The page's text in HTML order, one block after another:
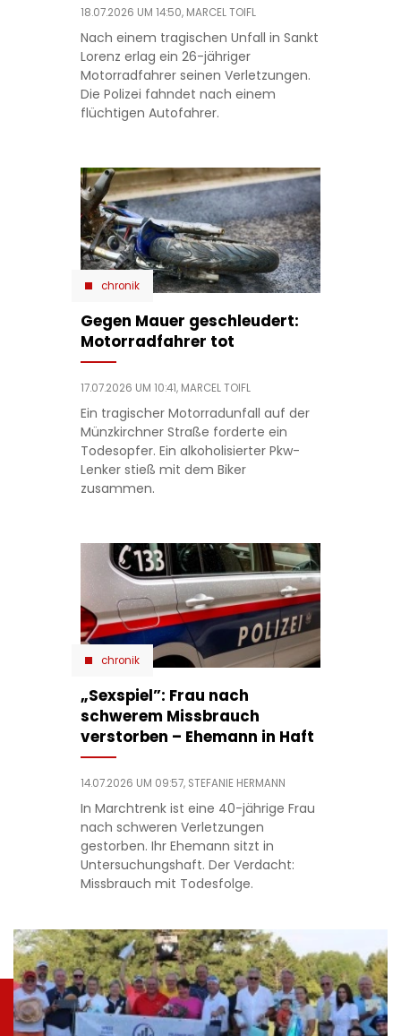
18.07.2026 UM 14:50, MARCEL TOIFL
Nach einem tragischen Unfall in Sankt
Lorenz erlag ein 26-jähriger
Motorradfahrer seinen Verletzungen.
Die Polizei fahndet nach einem
flüchtigen Autofahrer.
chronik
Gegen Mauer geschleudert:
Motorradfahrer tot
17.07.2026 UM 10:41, MARCEL TOIFL
Ein tragischer Motorradunfall auf der
Münzkirchner Straße forderte ein
Todesopfer. Ein alkoholisierter Pkw-
Lenker stieß mit dem Biker
zusammen.
chronik
„Sexspiel”: Frau nach
schwerem Missbrauch
verstorben – Ehemann in Haft
14.07.2026 UM 09:57, STEFANIE HERMANN
In Marchtrenk ist eine 40-jährige Frau
nach schweren Verletzungen
gestorben. Ihr Ehemann sitzt in
Untersuchungshaft. Der Verdacht:
Missbrauch mit Todesfolge.